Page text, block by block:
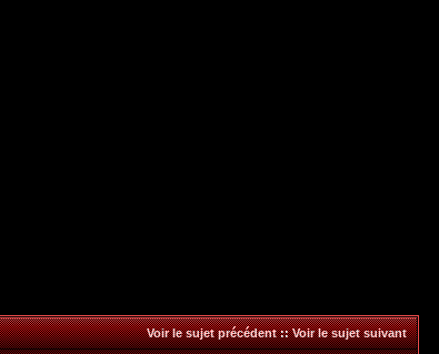
Voir le sujet précédent::Voir le sujet suivant